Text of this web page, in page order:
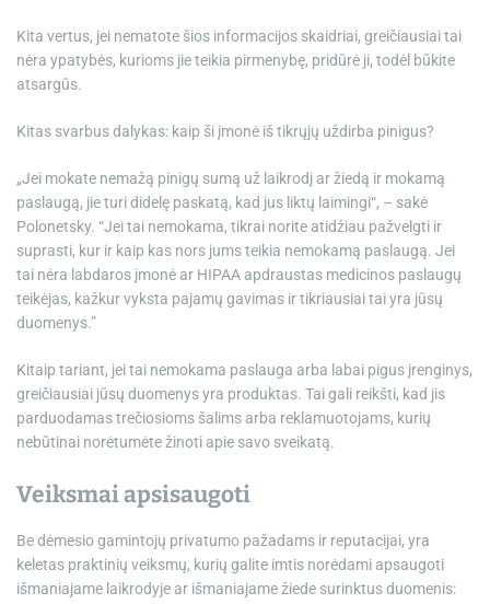
Kita vertus, jei nematote šios informacijos skaidriai, greičiausiai tai
nėra ypatybės, kurioms jie teikia pirmenybę, pridūrė ji, todėl būkite
atsargūs.
Kitas svarbus dalykas: kaip ši įmonė iš tikrųjų uždirba pinigus?
„Jei mokate nemažą pinigų sumą už laikrodį ar žiedą ir mokamą
paslaugą, jie turi didelę paskatą, kad jus liktų laimingi“, – sakė
Polonetsky. “Jei tai nemokama, tikrai norite atidžiau pažvelgti ir
suprasti, kur ir kaip kas nors jums teikia nemokamą paslaugą. Jei
tai nėra labdaros įmonė ar HIPAA apdraustas medicinos paslaugų
teikėjas, kažkur vyksta pajamų gavimas ir tikriausiai tai yra jūsų
duomenys.”
Kitaip tariant, jei tai nemokama paslauga arba labai pigus įrenginys,
greičiausiai jūsų duomenys yra produktas. Tai gali reikšti, kad jis
parduodamas trečiosioms šalims arba reklamuotojams, kurių
nebūtinai norėtumėte žinoti apie savo sveikatą.
Veiksmai apsisaugoti
Be dėmesio gamintojų privatumo pažadams ir reputacijai, yra
keletas praktinių veiksmų, kurių galite imtis norėdami apsaugoti
išmaniajame laikrodyje ar išmaniajame žiede surinktus duomenis: